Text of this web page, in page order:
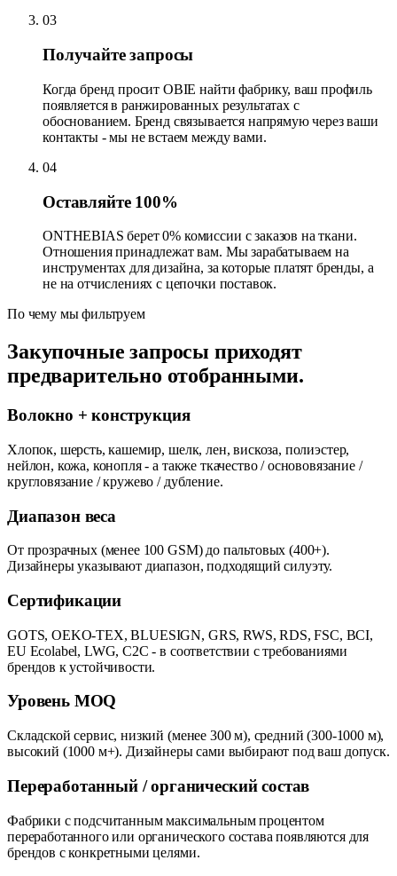
03
Получайте запросы
Когда бренд просит OBIE найти фабрику, ваш профиль
появляется в ранжированных результатах с
обоснованием. Бренд связывается напрямую через ваши
контакты - мы не встаем между вами.
04
Оставляйте 100%
ONTHEBIAS берет 0% комиссии с заказов на ткани.
Отношения принадлежат вам. Мы зарабатываем на
инструментах для дизайна, за которые платят бренды, а
не на отчислениях с цепочки поставок.
По чему мы фильтруем
Закупочные запросы приходят
предварительно отобранными.
Волокно + конструкция
Хлопок, шерсть, кашемир, шелк, лен, вискоза, полиэстер,
нейлон, кожа, конопля - а также ткачество / основовязание /
кругловязание / кружево / дубление.
Диапазон веса
От прозрачных (менее 100 GSM) до пальтовых (400+).
Дизайнеры указывают диапазон, подходящий силуэту.
Сертификации
GOTS, OEKO-TEX, BLUESIGN, GRS, RWS, RDS, FSC, BCI,
EU Ecolabel, LWG, C2C - в соответствии с требованиями
брендов к устойчивости.
Уровень MOQ
Складской сервис, низкий (менее 300 м), средний (300-1000 м),
высокий (1000 м+). Дизайнеры сами выбирают под ваш допуск.
Переработанный / органический состав
Фабрики с подсчитанным максимальным процентом
переработанного или органического состава появляются для
брендов с конкретными целями.